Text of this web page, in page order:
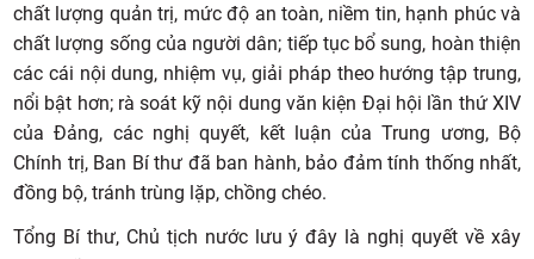
chất lượng quản trị, mức độ an toàn, niềm tin, hạnh phúc và
chất lượng sống của người dân; tiếp tục bổ sung, hoàn thiện
các cái nội dung, nhiệm vụ, giải pháp theo hướng tập trung,
nổi bật hơn; rà soát kỹ nội dung văn kiện Đại hội lần thứ XIV
của Đảng, các nghị quyết, kết luận của Trung ương, Bộ
Chính trị, Ban Bí thư đã ban hành, bảo đảm tính thống nhất,
đồng bộ, tránh trùng lặp, chồng chéo.
Tổng Bí thư, Chủ tịch nước lưu ý đây là nghị quyết về xây